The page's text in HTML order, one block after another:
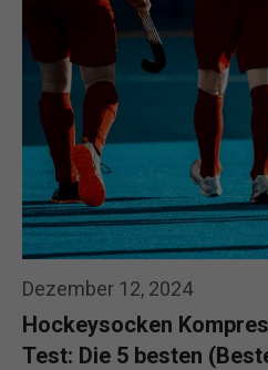
Dezember 12, 2024
Hockeysocken
Test: Die 5 besten